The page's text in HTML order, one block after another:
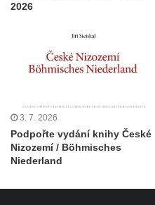
2026
3. 7. 2026
Podpořte vydání knihy České
Nizozemí / Böhmisches
Niederland